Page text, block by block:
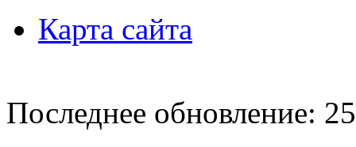
Карта сайта
Последнее обновление: